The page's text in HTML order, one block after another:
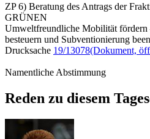
ZP 6) Beratung des Antrags der
GRÜNEN
Umweltfreundliche Mobilität fördern
besteuern und Subventionierung
Drucksache 19/13078(Dokument,
Namentliche Abstimmung
Reden zu diesem